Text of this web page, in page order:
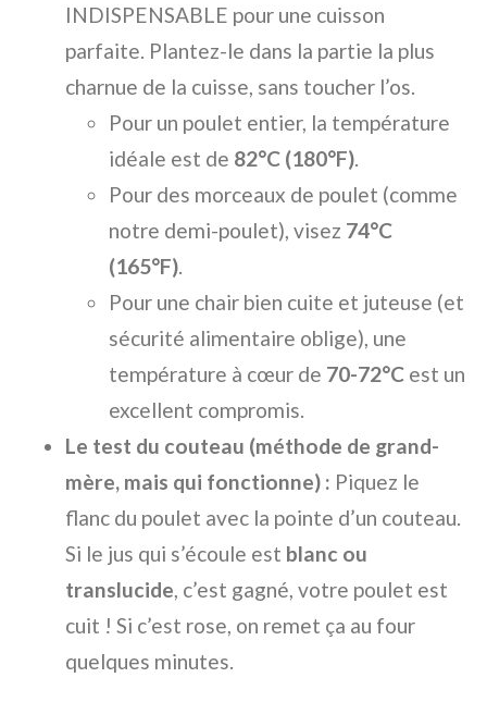
INDISPENSABLE pour une cuisson
parfaite. Plantez-le dans la partie la plus
charnue de la cuisse, sans toucher l’os.
Pour un poulet entier, la température
idéale est de 82°C (180°F)
Pour des morceaux de poulet (comme
notre demi-poulet), visez 74°C
(165°F)
Pour une chair bien cuite et juteuse (et
sécurité alimentaire oblige), une
température à cœur de 70-72°C est un
excellent compromis.
Le test du couteau (méthode de grand-
mère, mais qui fonctionne) : Piquez le
flanc du poulet avec la pointe d’un couteau.
Si le jus qui s’écoule est blanc ou
translucide , c’est gagné, votre poulet est
cuit ! Si c’est rose, on remet ça au four
quelques minutes.